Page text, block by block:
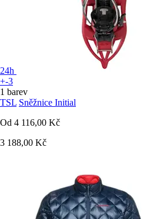
24h
+-3
1 barev
TSL Sněžnice Initial
Od 4 116,00 Kč
3 188,00 Kč